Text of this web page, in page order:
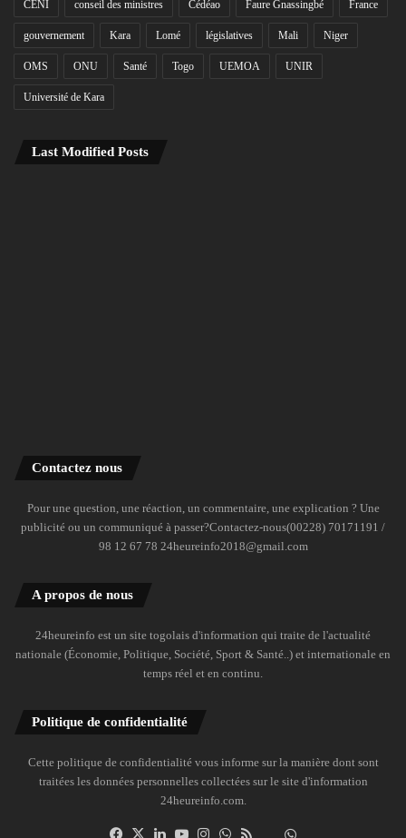
CENI conseil des ministres Cédéao Faure Gnassingbé France
gouvernement Kara Lomé législatives Mali Niger
OMS ONU Santé Togo UEMOA UNIR
Université de Kara
Last Modified Posts
Contactez nous
Pour une question, une réaction, un commentaire, une explication ? Une
publicité ou un communiqué à passer?Contactez-nous(00228) 70171191 /
98 12 67 78 24heureinfo2018@gmail.com
A propos de nous
24heureinfo est un site togolais d'information qui traite de l'actualité
nationale (Économie, Politique, Société, Sport & Santé..) et internationale en
temps réel et en continu.
Politique de confidentialité
Cette politique de confidentialité vous informe sur la manière dont sont
traitées les données personnelles collectées sur le site d'information
24heureinfo.com.
Facebook
X LinkedinYouTubeInstagramWhatsAppDailymotion